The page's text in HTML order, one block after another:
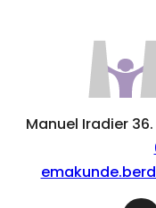
Manuel Iradier